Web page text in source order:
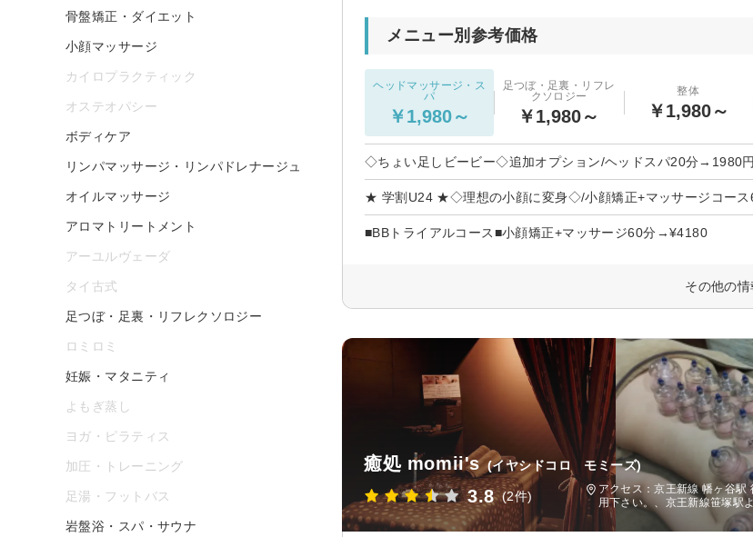
メニュー別参考価格
ヘッドマッサージ・ス
パ
￥1,980～
足つぼ・足裏・リフレ
クソロジー
￥1,980～
整体
￥1,980～
◇ちょい足しビービー◇追加オプション/ヘッドスパ20分→1980円
★ 学割U24 ★◇理想の小顔に変身◇/小顔矯正+マッサージコー
■BBトライアルコース■小顔矯正+マッサージ60分→¥4180
その他の
癒処 momii's (イヤシドコロ モミーズ)
3.8 (2件)
アクセス：京王新線 幡ヶ谷
用下さい。、京王新線笹塚駅
骨盤矯正・ダイエット
小顔マッサージ
カイロプラクティック
オステオパシー
ボディケア
リンパマッサージ・リンパドレナージュ
オイルマッサージ
アロマトリートメント
アーユルヴェーダ
タイ古式
足つぼ・足裏・リフレクソロジー
ロミロミ
妊娠・マタニティ
よもぎ蒸し
ヨガ・ピラティス
加圧・トレーニング
足湯・フットバス
岩盤浴・スパ・サウナ